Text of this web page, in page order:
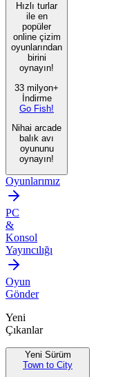
Hızlı turlar
ile en
popüler
online çizim
oyunlarından
birini
oynayın!
33 milyon+
İndirme
Go Fish!
Nihai arcade
balık avı
oyununu
oynayın!
Oyunlarımız
PC
&
Konsol
Yayıncılığı
Oyun
Gönder
Yeni
Çıkanlar
Yeni Sürüm
Town to City